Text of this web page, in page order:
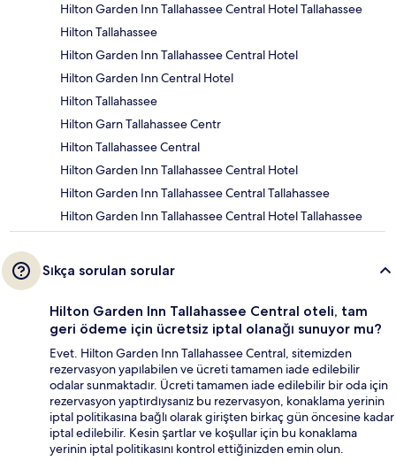
Hilton Garden Inn Tallahassee Central Hotel Tallahassee
Hilton Tallahassee
Hilton Garden Inn Tallahassee Central Hotel
Hilton Garden Inn Central Hotel
Hilton Tallahassee
Hilton Garn Tallahassee Centr
Hilton Tallahassee Central
Hilton Garden Inn Tallahassee Central Hotel
Hilton Garden Inn Tallahassee Central Tallahassee
Hilton Garden Inn Tallahassee Central Hotel Tallahassee
Sıkça sorulan sorular
Hilton Garden Inn Tallahassee Central oteli, tam
geri ödeme için ücretsiz iptal olanağı sunuyor mu?
Evet. Hilton Garden Inn Tallahassee Central, sitemizden
rezervasyon yapılabilen ve ücreti tamamen iade edilebilir
odalar sunmaktadır. Ücreti tamamen iade edilebilir bir oda için
rezervasyon yaptırdıysanız bu rezervasyon, konaklama yerinin
iptal politikasına bağlı olarak girişten birkaç gün öncesine kadar
iptal edilebilir. Kesin şartlar ve koşullar için bu konaklama
yerinin iptal politikasını kontrol ettiğinizden emin olun.